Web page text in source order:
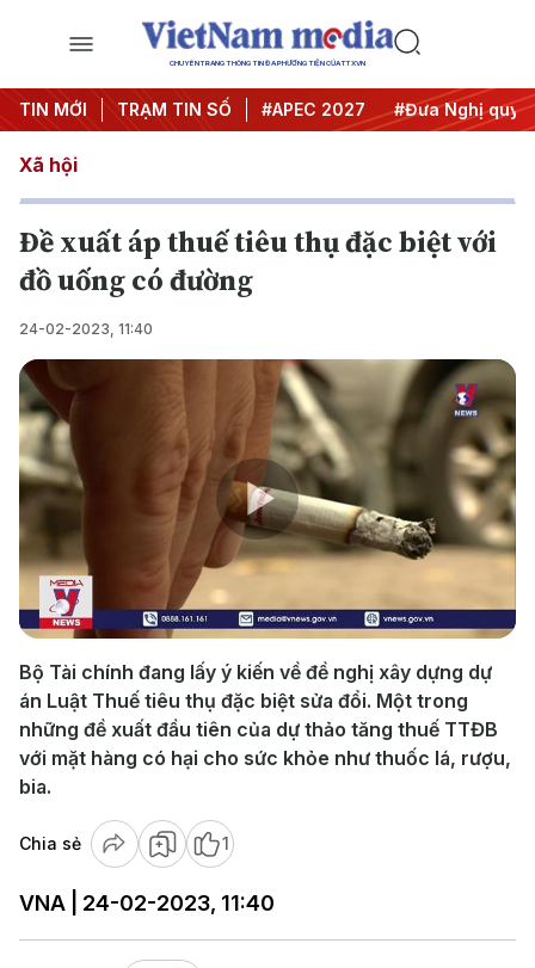
CHUYÊN TRANG THÔNG TIN ĐA PHƯƠNG TIỆN CỦA TTXVN
TIN MỚI TRẠM TIN SỐ
#Hội nghị Trung ương 3 #APEC 2027 #Đưa Nghị quyết
Xã hội
Đề xuất áp thuế tiêu thụ đặc biệt với
đồ uống có đường
24-02-2023, 11:40
Play
Video
Bộ Tài chính đang lấy ý kiến về đề nghị xây dựng dự
án Luật Thuế tiêu thụ đặc biệt sửa đổi. Một trong
những đề xuất đầu tiên của dự thảo tăng thuế TTĐB
với mặt hàng có hại cho sức khỏe như thuốc lá, rượu,
bia.
Chia sẻ 1
VNA | 24-02-2023, 11:40